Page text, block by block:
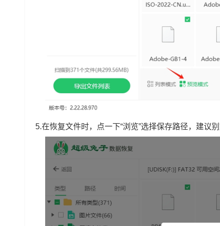
5.在恢复文件时，点一下“浏览”选择保存路径，建议